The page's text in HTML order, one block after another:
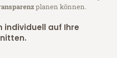
planen können.
individuell auf Ihre